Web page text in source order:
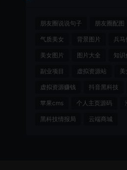
朋友圈说说句子 朋友圈配图
气质美女 背景图片 兵马
美女图片 图片大全 知识
副业项目 虚拟资源站 美
虚拟资源赚钱 抖音黑科技
苹果cms 个人主页源码
黑科技情报局 云端商城